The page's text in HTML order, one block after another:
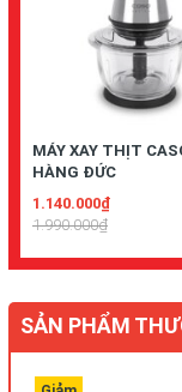
MÁY XAY THỊT
HÀNG ĐỨC
1.140.000₫
1.990.000₫
SẢN PHẨM